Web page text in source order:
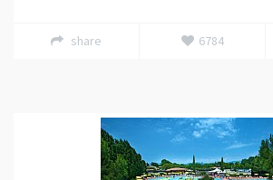
share 6784